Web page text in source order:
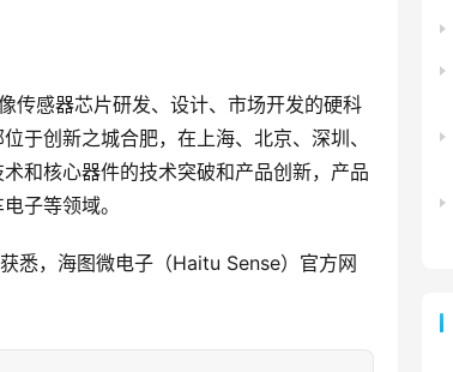
传感器芯片研发、设计、市场开发的硬科
于创新之城合肥，在上海、北京、深圳、
和核心器件的技术突破和产品创新，产品
子等领域。
悉，海图微电子（Haitu Sense）官方网